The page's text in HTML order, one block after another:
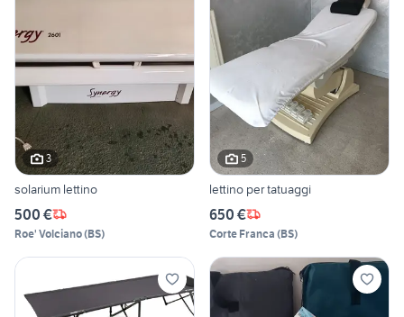
3
solarium lettino
500 €
Roe' Volciano(BS)
5
lettino per tatuaggi
650 €
Corte Franca (BS)